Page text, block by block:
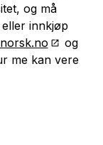
Engeset-
Ivar Aasen-
Aage
og må
innkjøp
og
me kan vere